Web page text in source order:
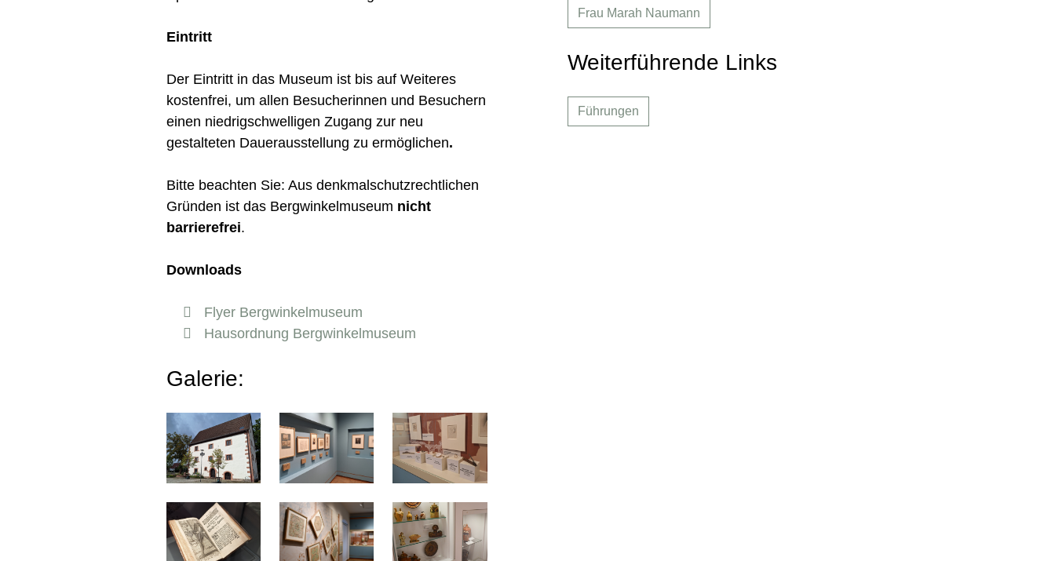
Eintritt
Der Eintritt in das Museum ist bis auf Weiteres
kostenfrei, um allen Besucherinnen und Besuchern
einen niedrigschwelligen Zugang zur neu
gestalteten Dauerausstellung zu ermöglichen.
Bitte beachten Sie: Aus denkmalschutzrechtlichen
Gründen ist das Bergwinkelmuseum nicht
barrierefrei.
Downloads
Flyer Bergwinkelmuseum
Hausordnung Bergwinkelmuseum
Galerie:
Frau Marah Naumann
Weiterführende Links
Führungen